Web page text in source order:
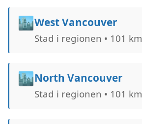
🏙️West Vancouver
Stad i regionen • 101 km
🏙️North Vancouver
Stad i regionen • 101 km